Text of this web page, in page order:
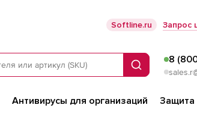
Softline.ru Запрос
Поиск
8
Антивирусы для организаций